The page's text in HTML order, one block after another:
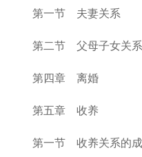
第一节 夫妻关系
第二节 父母子女关
第四章 离婚
第五章 收养
第一节 收养关系的